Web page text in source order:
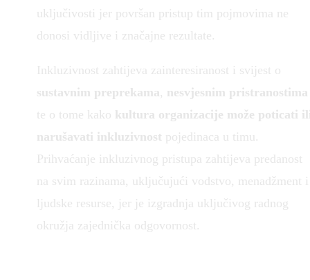
uključivosti jer površan pristup tim pojmovima ne
donosi vidljive i značajne rezultate.
Inkluzivnost zahtijeva zainteresiranost i svijest o
sustavnim preprekama, nesvjesnim pristranostima
te o tome kako kultura organizacije može poticati
narušavati inkluzivnost pojedinaca u timu.
Prihvaćanje inkluzivnog pristupa zahtijeva predanost
na svim razinama, uključujući vodstvo, menadžment i
ljudske resurse, jer je izgradnja uključivog radnog
okružja zajednička odgovornost.